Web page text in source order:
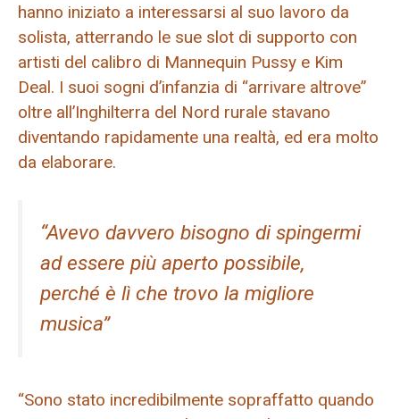
hanno iniziato a interessarsi al suo lavoro da
solista, atterrando le sue slot di supporto con
artisti del calibro di Mannequin Pussy e Kim
Deal. I suoi sogni d’infanzia di “arrivare altrove”
oltre all’Inghilterra del Nord rurale stavano
diventando rapidamente una realtà, ed era molto
da elaborare.
“Avevo davvero bisogno di spingermi
ad essere più aperto possibile,
perché è lì che trovo la migliore
musica”
“Sono stato incredibilmente sopraffatto quando